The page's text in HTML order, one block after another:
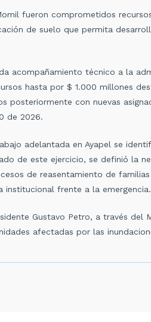
fueron comprometidos
de suelo que permita
acompañamiento técnico a la
hasta por $ 1.000 millones
posteriormente con nuevas
de 2026.
adelantada en Ayapel se
de este ejercicio, se definió la
de reasentamiento de
frente a la emergencia.
Gustavo Petro, a través del
afectadas por las